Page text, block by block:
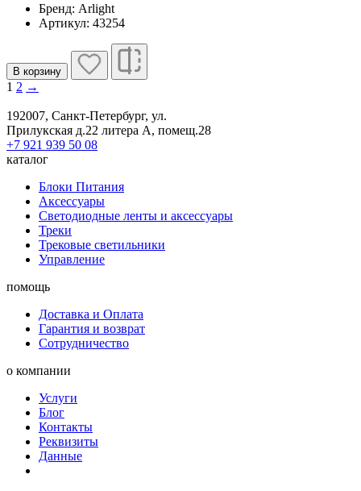
Бренд: Arlight
Артикул: 43254
В корзину
1 2 →
192007, Санкт-Петербург, ул.
Прилукская д.22 литера А, помещ.28
+7 921 939 50 08
каталог
Блоки Питания
Аксессуары
Светодиодные ленты и аксессуары
Треки
Трековые светильники
Управление
помощь
Доставка и Оплата
Гарантия и возврат
Сотрудничество
о компании
Услуги
Блог
Контакты
Реквизиты
Данные